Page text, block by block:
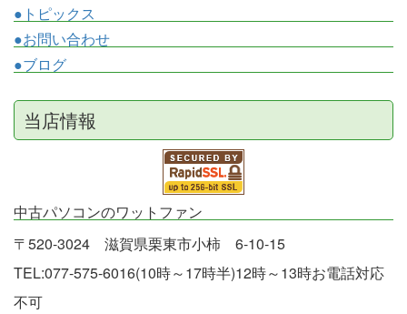
●トピックス
●お問い合わせ
●ブログ
当店情報
中古パソコンのワットファン
〒520-3024 滋賀県栗東市小柿 6-10-15
TEL:077-575-6016(10時～17時半)12時～13時お電話対応
不可